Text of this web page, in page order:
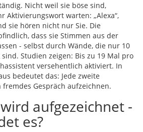
Nicht weil sie böse sind,
Aktivierungswort warten: „Alexa“,
sie hören nicht nur Sie. Die
dass sie Stimmen aus der
- selbst durch Wände, die nur 10
Studien zeigen: Bis zu 19 Mal pro
versehentlich aktiviert. In
bedeutet das: Jede zweite
Gespräch aufzeichnen.
aufgezeichnet -
es?